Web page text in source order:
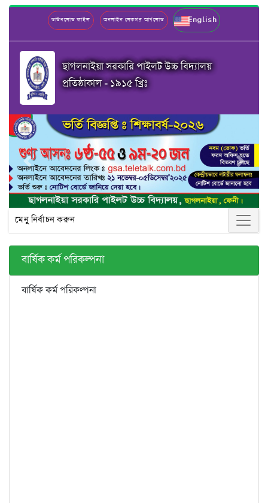
ডাউনলোড ফাইল অনলাইন লেকচার আপলোড English
ছাগলনাইয়া সরকারি পাইলট উচ্চ বিদ্যালয়
প্রতিষ্ঠাকাল - ১৯১৫ খ্রিঃ
Previous Next
মেনু নির্বাচন করুন
বার্ষিক কর্ম পরিকল্পনা
বার্ষিক কর্ম পরিকল্পনা